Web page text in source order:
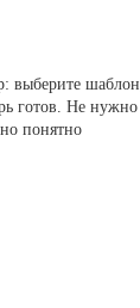
выберите шаблон,
готов. Не нужно
понятно